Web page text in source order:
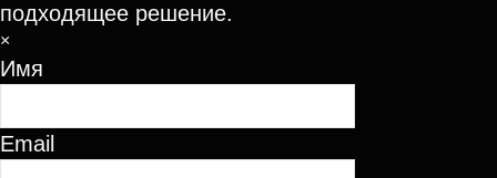
подходящее решение.
×
Имя
Email